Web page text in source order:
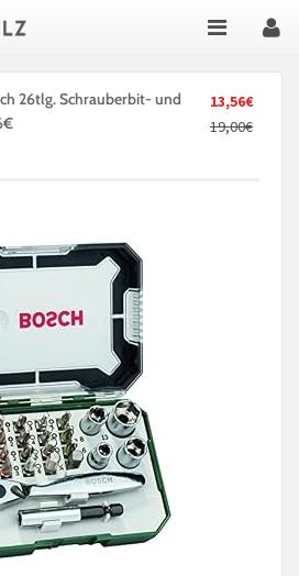
13,56€
19,00€
26tlg. Schrauberbit- und